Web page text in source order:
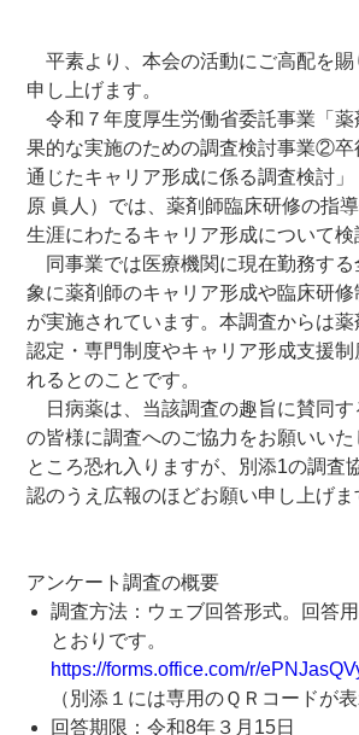
平素より、本会の活動にご高配を賜
申し上げます。
令和７年度厚生労働省委託事業「薬
果的な実施のための調査検討事業②卒
通じたキャリア形成に係る調査検討
原 眞人）では、薬剤師臨床研修の指
生涯にわたるキャリア形成について検
同事業では医療機関に現在勤務する
象に薬剤師のキャリア形成や臨床研
が実施されています。本調査からは薬
認定・専門制度やキャリア形成支援制
れるとのことです。
日病薬は、当該調査の趣旨に賛同す
の皆様に調査へのご協力をお願いい
ところ恐れ入りますが、別添1の調査
認のうえ広報のほどお願い申し上げま
アンケート調査の概要
調査方法：ウェブ回答形式。回答
とおりです。
https://forms.office.com/r/
（別添１には専用のＱＲコードが
回答期限：令和8年３月15日